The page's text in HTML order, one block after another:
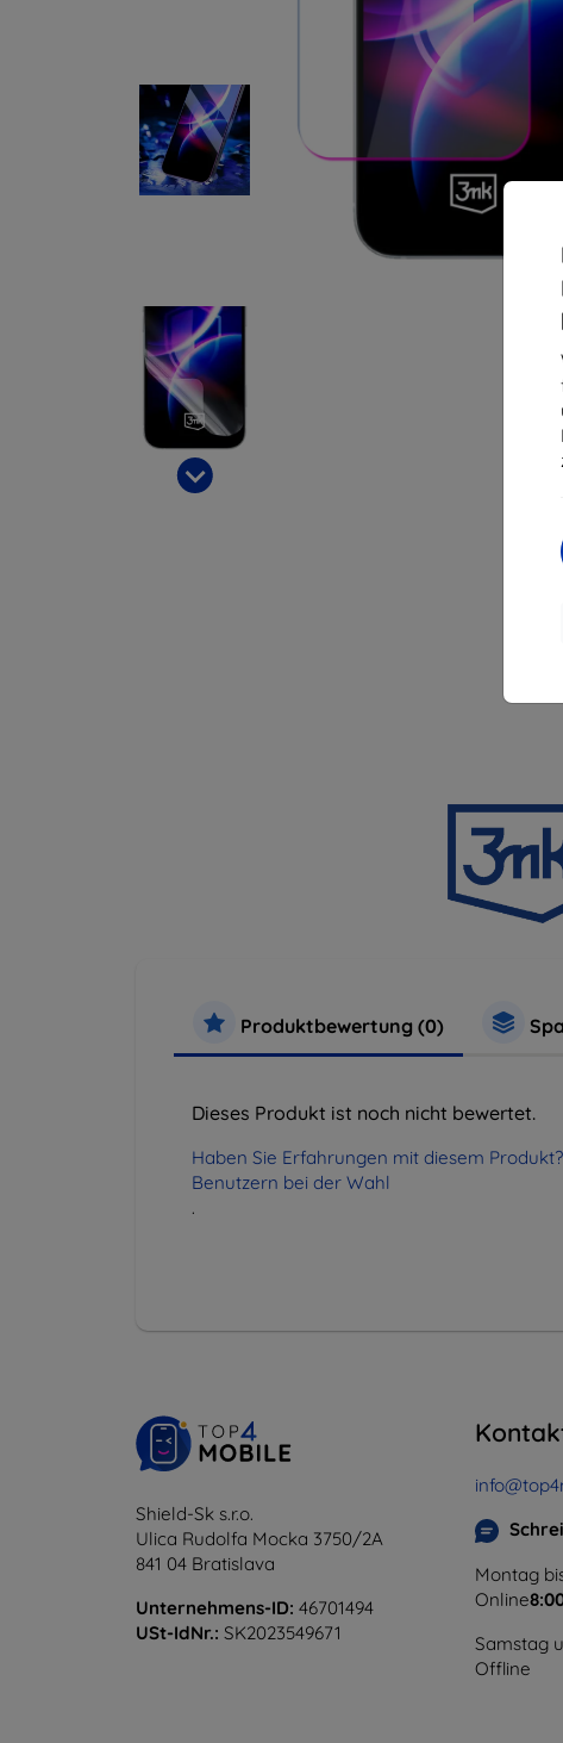
Produktbewertung (0)
Dieses Produkt ist noch nicht bewertet.
Haben Sie Erfahrungen mit diesem
Benutzern bei der Wahl
.
Shield-Sk s.r.o.
Ulica Rudolfa Mocka 3750/2A
841 04 Bratislava
Unternehmens-ID: 46701494
USt-IdNr.: SK2023549671
Montag
Online
Samstag
Offline